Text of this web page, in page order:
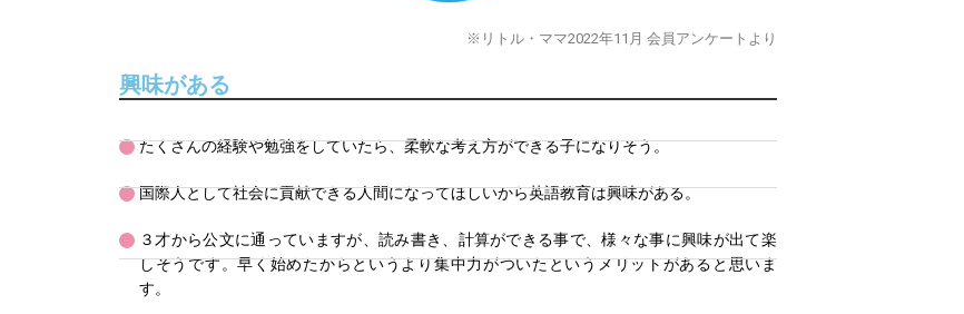
※リトル・ママ2022年11月 会員アンケートより
興味がある
たくさんの経験や勉強をしていたら、柔軟な考え方ができる子になりそう。
国際人として社会に貢献できる人間になってほしいから英語教育は興味がある。
３才から公文に通っていますが、読み書き、計算ができる事で、様々な事に興味が出て楽
しそうです。早く始めたからというより集中力がついたというメリットがあると思いま
す。